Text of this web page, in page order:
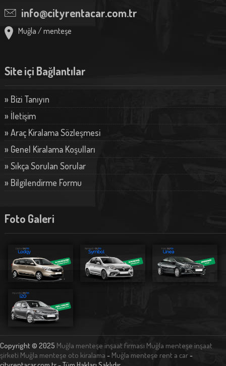
info@cityrentacar.com.tr
Muğla / menteşe
Site içi Bağlantılar
» Bizi Tanıyın
» İletişim
» Araç Kiralama Sözleşmesi
» Genel Kiralama Koşulları
» Sıkça Sorulan Sorular
» Bilgilendirme Formu
Foto Galeri
Copyright © 2025 Muğla menteşe inşaat firması Muğla menteşe inşaat
şirketi Muğla menteşe oto kiralama - Muğla menteşe rent a car-